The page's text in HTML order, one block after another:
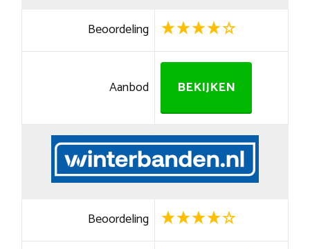
Beoordeling
Aanbod BEKIJKEN
Beoordeling